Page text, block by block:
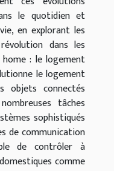
le quotidien et
en explorant les
dans les
: le logement
le logement
objets connectés
tâches
sophistiqués
de communication
de contrôler à
comme